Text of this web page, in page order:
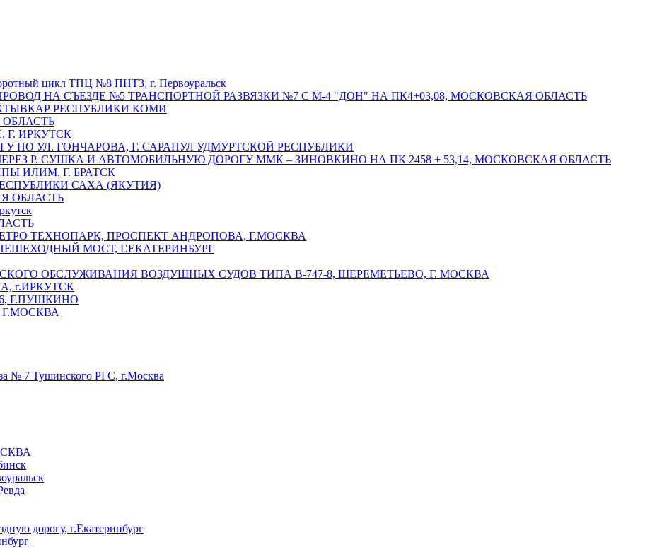
цикл ТПЦ №8 ПНТЗ, г. Первоуральск
НА СЪЕЗДЕ №5 ТРАНСПОРТНОЙ РАЗВЯЗКИ №7 С М-4 "ДОН" НА ПК4+03,08, МОСКОВСКАЯ ОБЛАСТЬ
РЕСПУБЛИКИ КОМИ
ОБЛАСТЬ
Г. ИРКУТСК
ПО УЛ. ГОНЧАРОВА, Г. САРАПУЛ УДМУРТСКОЙ РЕСПУБЛИКИ
Р. СУШКА И АВТОМОБИЛЬНУЮ ДОРОГУ ММК – ЗИНОВКИНО НА ПК 2458 + 53,14, МОСКОВСКАЯ ОБЛАСТЬ
ИЛИМ, Г. БРАТСК
САХА (ЯКУТИЯ)
ОБЛАСТЬ
ТЕХНОПАРК, ПРОСПЕКТ АНДРОПОВА, Г.МОСКВА
МОСТ, Г.ЕКАТЕРИНБУРГ
ОБСЛУЖИВАНИЯ ВОЗДУШНЫХ СУДОВ ТИПА В-747-8, ШЕРЕМЕТЬЕВО, Г. МОСКВА
г.ИРКУТСК
Г.ПУШКИНО
№ 7 Тушинского РГС, г.Москва
дорогу, г.Екатеринбург